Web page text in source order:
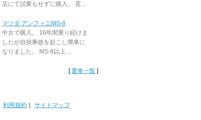
店にて試乗もせずに購入。 雹 ...
マツダ アンフィニMS-8
中古で購入。 16年間乗り続けま
したが自損事故を起こし廃車に
なりました。 MS-8以上 ...
[愛車一覧 ]
利用規約 サイトマップ